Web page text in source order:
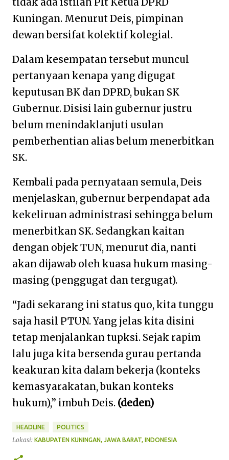
Kuningan. Menurut Deis, pimpinan
dewan bersifat kolektif kolegial.
Dalam kesempatan tersebut muncul
pertanyaan kenapa yang digugat
keputusan BK dan DPRD, bukan SK
Gubernur. Disisi lain gubernur justru
belum menindaklanjuti usulan
pemberhentian alias belum menerbitkan
SK.
Kembali pada pernyataan semula, Deis
menjelaskan, gubernur berpendapat ada
kekeliruan administrasi sehingga belum
menerbitkan SK. Sedangkan kaitan
dengan objek TUN, menurut dia, nanti
akan dijawab oleh kuasa hukum masing-
masing (penggugat dan tergugat).
“Jadi sekarang ini status quo, kita tunggu
saja hasil PTUN. Yang jelas kita disini
tetap menjalankan tupksi. Sejak rapim
lalu juga kita bersenda gurau pertanda
keakuran kita dalam bekerja (konteks
kemasyarakatan, bukan konteks
hukum),” imbuh Deis. (deden)
HEADLINE POLITICS
Lokasi: KABUPATEN KUNINGAN, JAWA BARAT, INDONESIA